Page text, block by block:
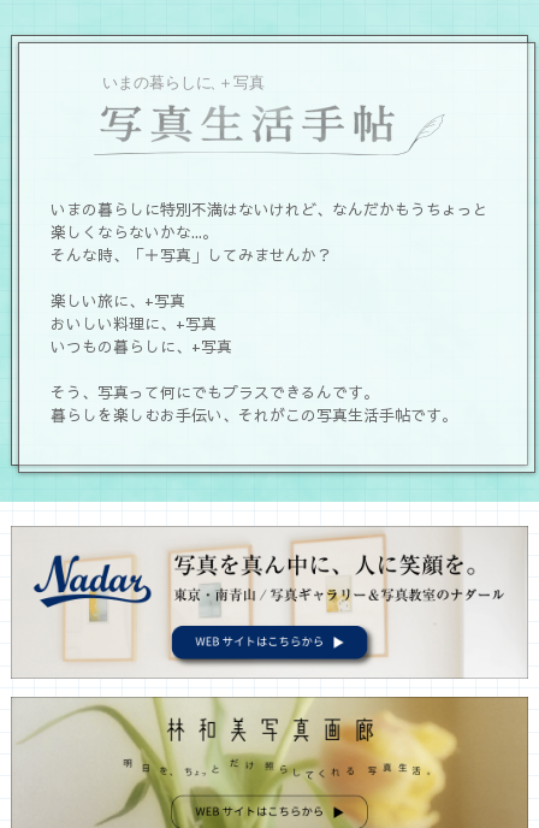
いまの暮らしに特別不満はないけれど、なんだかもうちょっと
楽しくならないかな...。
そんな時、「＋写真」してみませんか？
楽しい旅に、+写真
おいしい料理に、+写真
いつもの暮らしに、+写真
そう、写真って何にでもプラスできるんです。
暮らしを楽しむお手伝い、それがこの写真生活手帖です。